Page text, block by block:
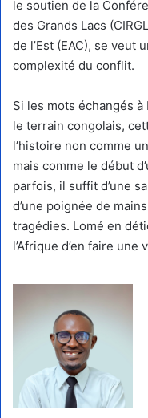
le soutien de la
des Grands Lacs
de l’Est (EAC), se veut
complexité du conflit.
Si les mots échangés
le terrain congolais,
l’histoire non comme
mais comme le début
parfois, il suffit d’une
d’une poignée de
tragédies. Lomé en
l’Afrique d’en faire une